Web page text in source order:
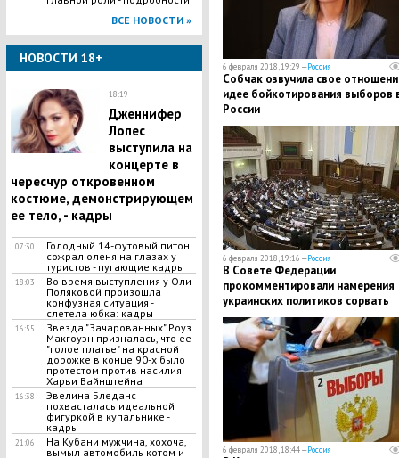
ВСЕ НОВОСТИ »
НОВОСТИ 18+
18:19
Дженнифер
Лопес
выступила на
концерте в
чересчур откровенном
костюме, демонстрирующем
ее тело, - кадры
07:30
Голодный 14-футовый питон
сожрал оленя на глазах у
туристов - пугающие кадры
18:03
Во время выступления у Оли
Поляковой произошла
конфузная ситуация -
слетела юбка: кадры
16:55
Звезда "Зачарованных" Роуз
Макгоуэн призналась, что ее
"голое платье" на красной
дорожке в конце 90-х было
протестом против насилия
Харви Вайнштейна
16:38
Эвелина Бледанс
похвасталась идеальной
фигуркой в купальнике -
кадры
21:06
​На Кубани мужчина, хохоча,
вымыл автомобиль котом и
6 февраля 2018, 19:29 —Россия
Собчак озвучила свое
идее бойкотирования выборов
России
6 февраля 2018, 19:16 —Россия
В Совете Федерации
прокомментировали намерения
украинских политиков сорвать
выборы президента РФ в Крыму
6 февраля 2018, 18:44 —Россия